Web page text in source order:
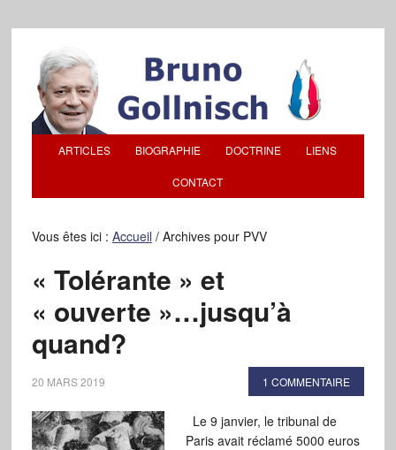
ARTICLES BIOGRAPHIE DOCTRINE LIENS
CONTACT
Vous êtes ici : Accueil /Archives pour PVV
« Tolérante » et
« ouverte »…jusqu’à
quand?
20 MARS 2019 1 COMMENTAIRE
Le 9 janvier, le tribunal de
Paris avait réclamé 5000 euros